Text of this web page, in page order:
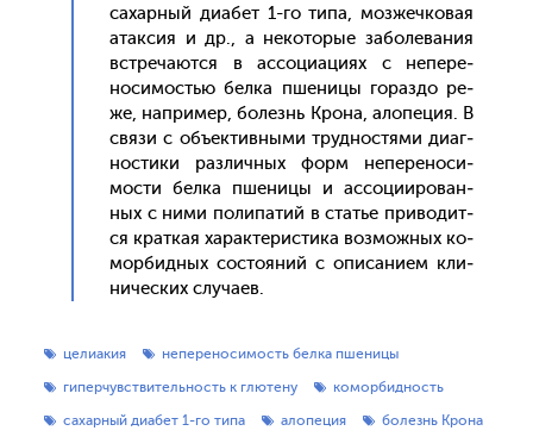
са­хар­ный ди­абет 1-го ти­па, моз­жечко­вая
атак­сия и др., а не­кото­рые за­боле­вания
встре­ча­ют­ся в ас­со­ци­аци­ях с не­пере­
носи­мостью бел­ка пше­ницы го­раз­до ре­
же, нап­ри­мер, бо­лезнь Кро­на, ало­пеция. В
свя­зи с объ­ек­тивны­ми труд­ностя­ми ди­аг­
ности­ки раз­личных форм не­пере­носи­
мос­ти бел­ка пше­ницы и ас­со­ци­иро­ван­
ных с ни­ми по­липа­тий в статье при­водит­
ся крат­кая ха­рак­те­рис­ти­ка воз­можных ко­
мор­бидных сос­то­яний с опи­сани­ем кли­
ничес­ких слу­ча­ев.
целиакия
непереносимость белка пшеницы
гиперчувствительность к глютену
коморбидность
сахарный диабет 1-го типа
алопеция болезнь Крона